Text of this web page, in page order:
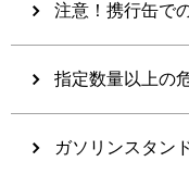
注意！携行缶で
指定数量以上の
ガソリンスタン